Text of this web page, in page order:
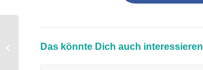
Das könnte Dich auch interessieren
spreche oft mit meiner toten